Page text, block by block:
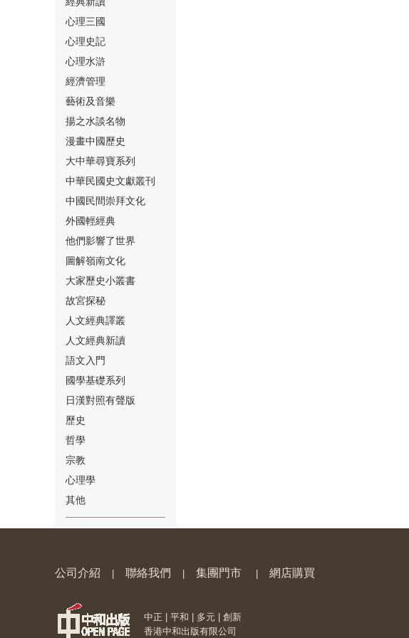
⑮
⑯
⑰
⑱
⑳
心理三國
心理史記
心理水滸
經濟管理
藝術及音樂
揚之水談名物
漫畫中國歷史
大中華尋寶系列
中華民國史文獻叢刊
中國民間崇拜文化
外國輕經典
他們影響了世界
圖解嶺南文化
大家歷史小叢書
故宮探秘
人文經典譯叢
人文經典新讀
語文入門
國學基礎系列
日漢對照有聲版
歷史
哲學
宗教
心理學
其他
公司介紹 聯絡我們 集團門市 網店購買
中正 | 平和 | 多元 | 創新
香港中和出版有限公司